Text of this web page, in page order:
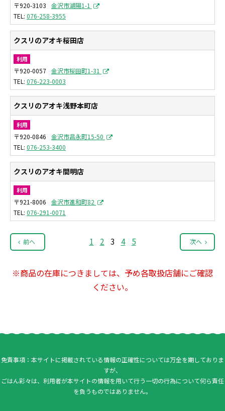
〒920-3103
金沢市湖陽1-1
076-258-3955
クスリのアオキ桜田店
利用
〒920-0057 金沢市桜田町1-31
076-223-0003
クスリのアオキ浅野本町店
利用
〒920-0846
金沢市昌永町15-50
076-253-3400
クスリのアオキ間明店
利用
〒921-8006
金沢市進和町82
076-291-0071
前へ 次へ
1 2 3 4 5
※商品の在庫につきましては、予め各取扱店舗にご確認
ください。
免責事項：本サイトに掲載されている情報の正確性については万全を期しておりま
すが、
ごはん彩々は、利用者が本サイトの情報を用いて行う一切の行為について何ら責任
を負うものではありません。